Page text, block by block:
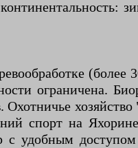
(более
ограничена.
хозяйство
спорт на
с удобным